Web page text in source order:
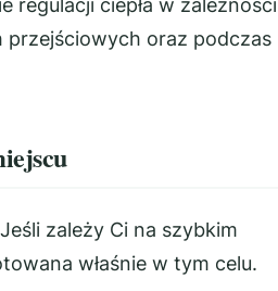
regulacji ciepła w zależności
przejściowych oraz podczas
zależy Ci na szybkim
właśnie w tym celu.